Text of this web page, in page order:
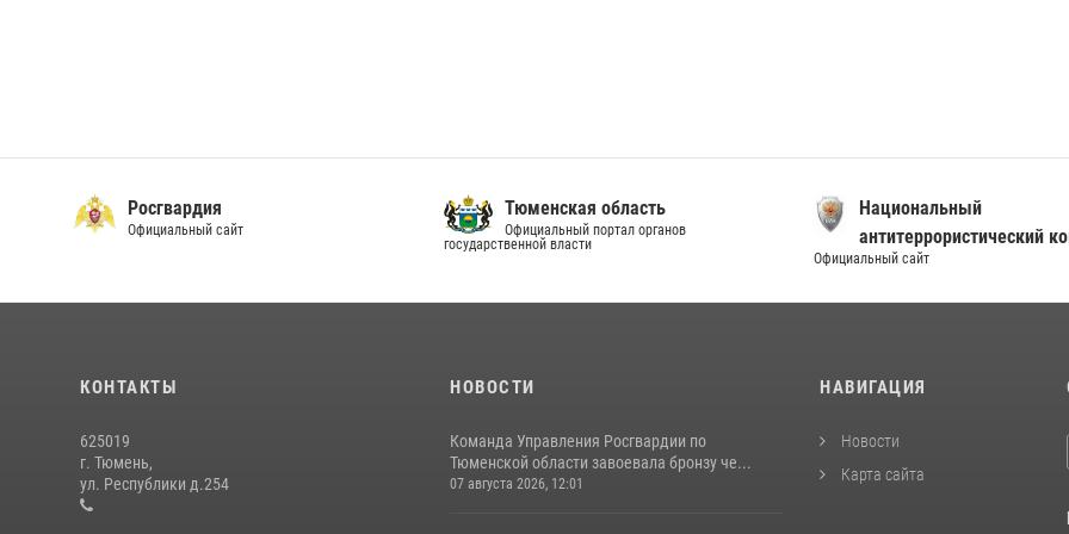
Росгвардия
Официальный сайт
Тюменская область
Официальный портал органов
государственной власти
Национальный
антитеррористический
Официальный сайт
КОНТАКТЫ
625019
г. Тюмень,
ул. Республики д.254
НОВОСТИ
Команда Управления Росгвардии по
Тюменской области завоевала бронзу че...
07 августа 2026, 12:01
НАВИГАЦИЯ
Новости
Карта сайта